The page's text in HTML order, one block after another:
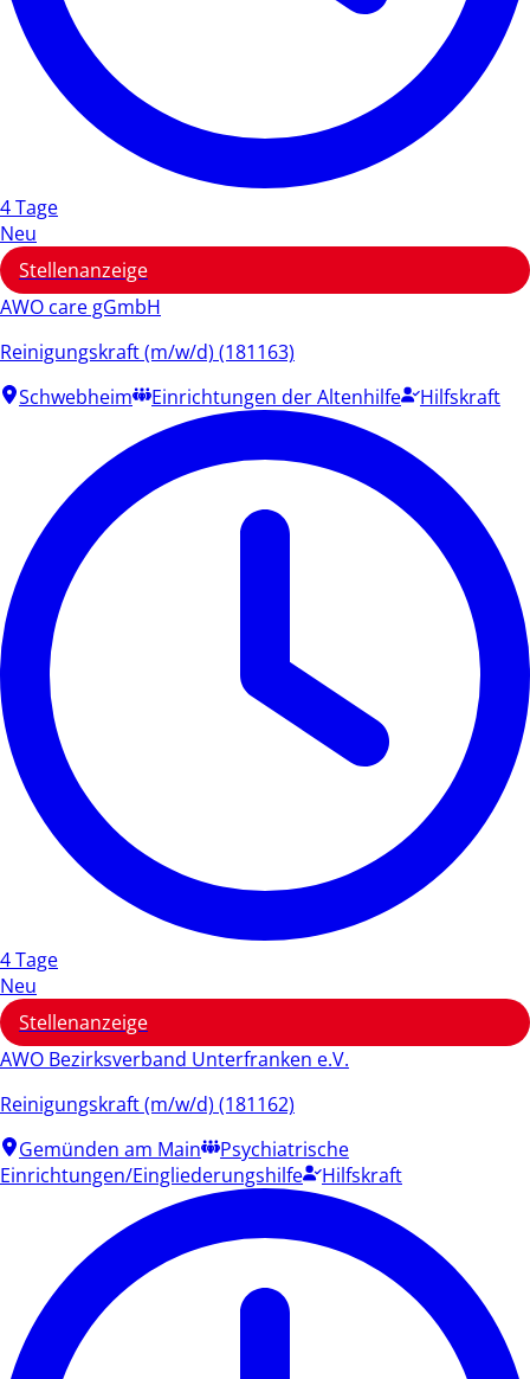
4 Tage
Neu
Stellenanzeige
AWO care gGmbH
Reinigungskraft (m/w/d) (181163)
Schwebheim
Einrichtungen der Altenhilfe Hilfskraft
4 Tage
Neu
Stellenanzeige
AWO Bezirksverband Unterfranken e.V.
Reinigungskraft (m/w/d) (181162)
Gemünden am Main
Psychiatrische
Einrichtungen/Eingliederungshilfe
Hilfskraft